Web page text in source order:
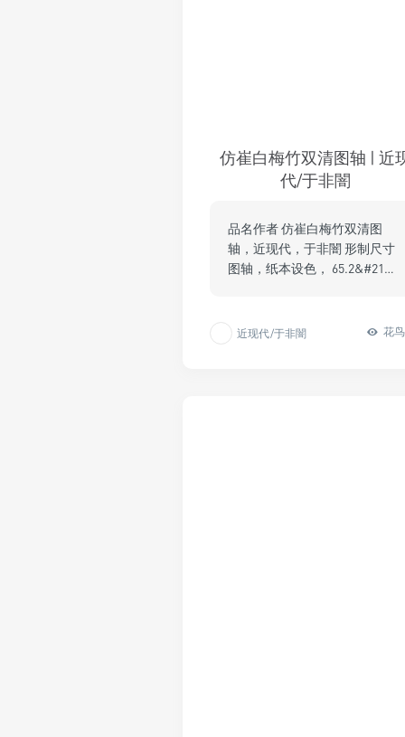
仿崔白梅竹双清图轴 | 近
代/于非闇
品名作者 仿崔白梅竹双清图
轴，近现代，于非闇 形制尺寸
图轴，纸本设色， 65.2&#21…
近现代/于非闇 花